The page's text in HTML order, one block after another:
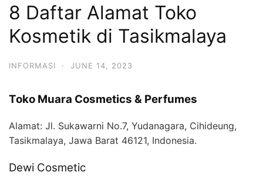
8 Daftar Alamat Toko
Kosmetik di Tasikmalaya
INFORMASI · JUNE 14, 2023
Toko Muara Cosmetics & Perfumes
Alamat: Jl. Sukawarni No.7, Yudanagara, Cihideung,
Tasikmalaya, Jawa Barat 46121, Indonesia.
Dewi Cosmetic